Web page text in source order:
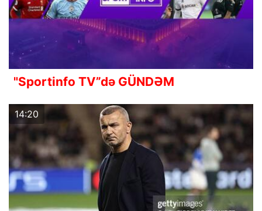
"Sportinfo TV”də GÜNDƏM
14:20